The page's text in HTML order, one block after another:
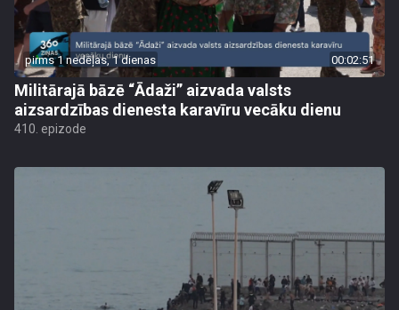
pirms 1 nedēļas, 1 dienas 00:02:51
Militārajā bāzē “Ādaži” aizvada valsts
aizsardzības dienesta karavīru vecāku dienu
410. epizode